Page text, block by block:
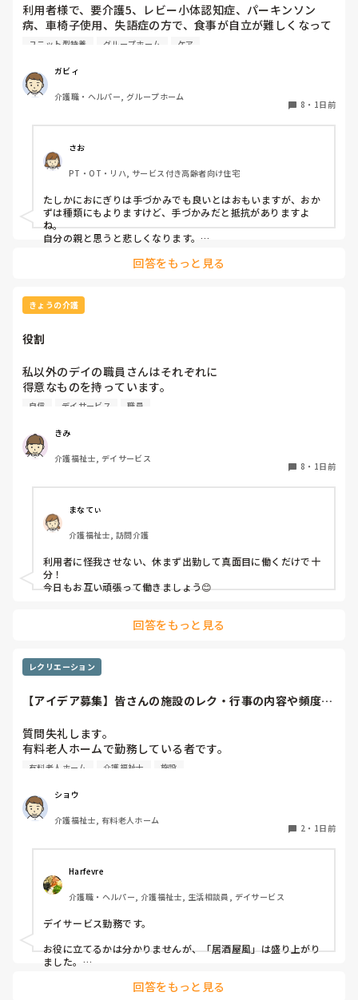
利用者様で、要介護5、レビー小体認知症、パーキンソン
病、車椅子使用、失語症の方で、食事が自立が難しくなって
来ました。ご飯を、おにぎりにして、ご自分で手づかみで食
す。食べられる時とスプーンを使っても難しい時がありま
す。おかずも、おにぎり同様、手づかみでたべてもらってる
時があるのですが、難しい時は、職員が介助しています。ご
かずの手づかみは、どうかなと思うのですが、皆さんはどう
思われますか？私は、自分の母親が手づかみで食べてるのを
見たら、悲しくなります…職員さん、介助して下さいと思っ
てしまいます…
ユニット型特養 グループホーム ケア
ガビィ
介護職・ヘルパー, グループホーム
8 ・ 1日前
さお
PT・OT・リハ, サービス付き高齢者向け住宅
たしかにおにぎりは手づかみでも良いとはおもいますが、おか
ずは種類にもよりますけど、手づかみだと抵抗がありますよ
ね。
自分の親と思うと悲しくなります。
どうなんでしょうか？とろみつけてたりするのを手づかみは抵
回答をもっと見る
きょうの介護
役割
私以外のデイの職員さんはそれぞれに
得意なものを持っています。
介助で言えば、要領よく動けたりと。
今の私を振り返ってみたら…何も持っていないことが虚しく
利用者からは「素直に話聞いてくれる」・「言いやすい・頼
みやすい」
って言われます。
職員から見ての私は？って考えたら答えられる自信がないで
す…
自信 デイサービス 職員
きみ
介護福祉士, デイサービス
8 ・ 1日前
まなてぃ
介護福祉士, 訪問介護
利用者に怪我させない、休まず出勤して真面目に働くだけで十
分！
今日もお互い頑張って働きましょう😊
回答をもっと見る
レクリエーション
【アイデア募集】皆さんの施設のレク・行事の内容や頻度を
質問失礼します。
有料老人ホームで勤務している者です。
のくらいの頻度で行っているのか参考にさせていただきたく
質問いたしました。
うちの施設では現在、以下のような取り組みを行っていま
毎月：「カフェ」と称して少し豪華なおやつとコーヒー・緑
茶等の提供、カレンダー作り
隔月： ランチのテイクアウトイベント
その他： 季節ごとの定期的な行事(運動会や七夕など)
きたなと感じており、新しく喜ばれるようなアイデアを探し
有料老人ホーム 介護福祉士 施設
ショウ
介護福祉士, 有料老人ホーム
2 ・ 1日前
Harfevre
介護職・ヘルパー, 介護福祉士, 生活相談員, デイサービス
デイサービス勤務です。
お役に立てるかは分かりませんが、「居酒屋風」は盛り上がり
ました。
回答をもっと見る